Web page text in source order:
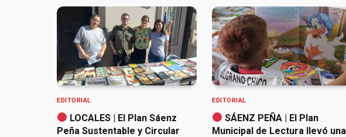
EDITORIAL
LOCALES | El Plan Sáenz
Peña Sustentable y Circular
EDITORIAL
SÁENZ PEÑA | El Plan
Municipal de Lectura llevó una